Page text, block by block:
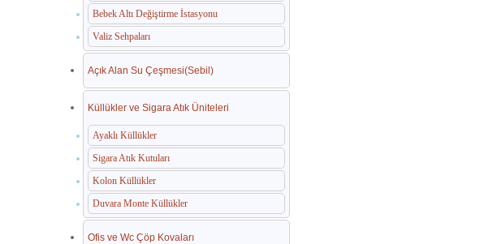
Bebek Altı Değiştirme İstasyonu
Valiz Sehpaları
Açık Alan Su Çeşmesi(Sebil)
Küllükler ve Sigara Atık Üniteleri
Ayaklı Küllükler
Sigara Atık Kutuları
Kolon Küllükler
Duvara Monte Küllükler
Ofis ve Wc Çöp Kovaları